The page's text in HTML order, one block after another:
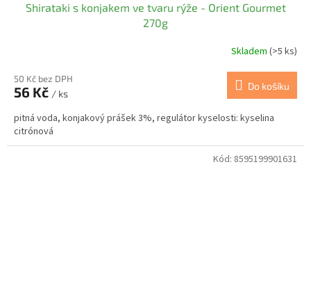
Shirataki s konjakem ve tvaru rýže - Orient Gourmet
270g
Skladem (>5 ks)
50 Kč bez DPH
56 Kč / ks
Do košíku
pitná voda, konjakový prášek 3%, regulátor kyselosti: kyselina
citrónová
Kód: 8595199901631